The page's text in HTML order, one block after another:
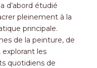
d’abord étudié
pleinement à la
principale.
de la peinture, de
explorant les
quotidiens de